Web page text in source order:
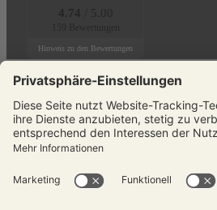
Hinweis zu den Bewertungen
KONTAKT
Telefon:+49 (0)231 589792-0
E-Mail:
info@reisenmitsinnen.de